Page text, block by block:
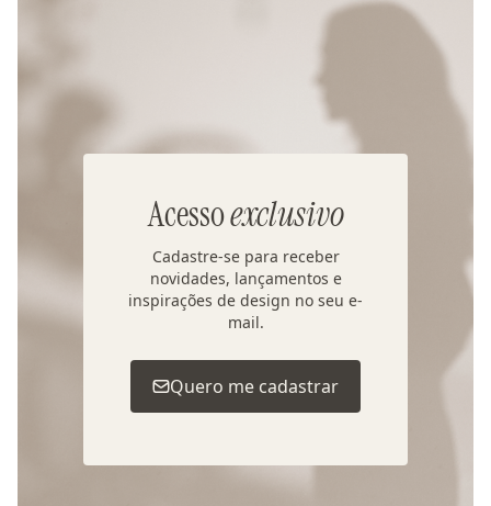
Acessoexclusivo
Cadastre-se para receber
novidades, lançamentos e
inspirações de design no seu e-
mail.
Quero me cadastrar